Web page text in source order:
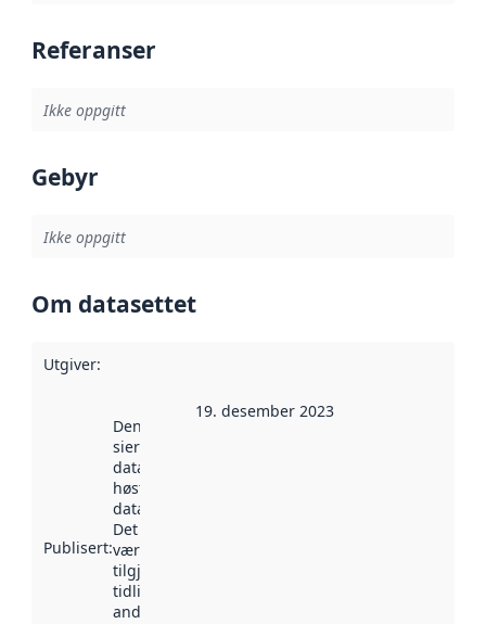
Referanser
Ikke oppgitt
Gebyr
Ikke oppgitt
Om datasettet
Utgiver:
Publisert:
Denne datoen
sier når
datasettet ble
høstet av
data.norge.no.
Det kan ha
vært
tilgjengelig
tidligere
andre steder.
19. desember 2023